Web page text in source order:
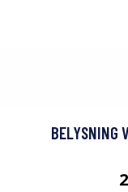
BELYSNING